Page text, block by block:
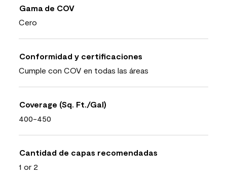
Gama de COV
Cero
Conformidad y certificaciones
Cumple con COV en todas las áreas
Coverage (Sq. Ft./Gal)
400-450
Cantidad de capas recomendadas
1 or 2